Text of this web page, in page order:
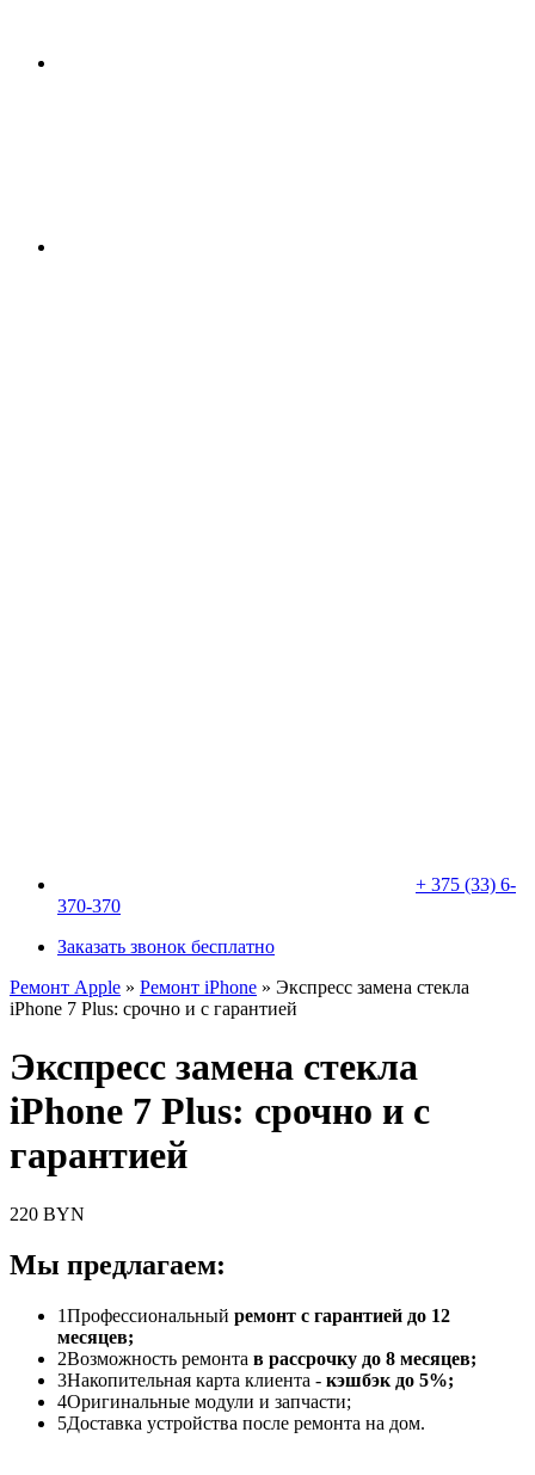
+ 375 (33) 6-
370-370
Заказать звонок бесплатно
Ремонт Apple » Ремонт iPhone » Экспресс замена стекла
iPhone 7 Plus: срочно и с гарантией
Экспресс замена стекла
iPhone 7 Plus: срочно и с
гарантией
220 BYN
Мы предлагаем:
1Профессиональный ремонт с гарантией до 12
месяцев;
2Возможность ремонта в рассрочку до 8 месяцев;
3Накопительная карта клиента - кэшбэк до 5%;
4Оригинальные модули и запчасти;
5Доставка устройства после ремонта на дом.